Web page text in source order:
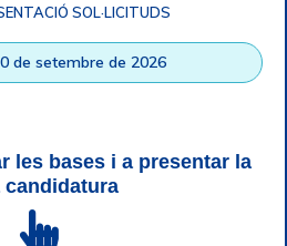
| Info RGPD |Informació de
SOL·LICITUDS
de setembre de 2026
les bases i a presentar la
candidatura